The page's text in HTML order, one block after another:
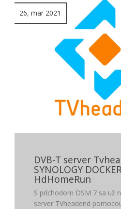
26, mar 2021
DVB-T server
SYNOLOGY
HdHomeRun
S príchodom DSM 7 sa už
server TVheadend